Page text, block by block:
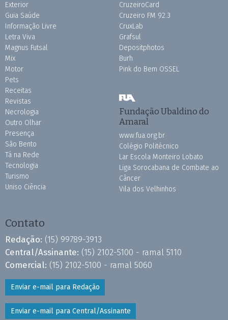
Exterior
Guia Saúde
Informação Livre
Letra Viva
Magnus Futsal
Mix
Motor
Pets
Receitas
Revistas
Necrologia
Outro Olhar
Presença
São Bento
Tá na Rede
Tecnologia
Turismo
Uniso Ciência
CruzeiroCard
Cruzeiro FM 92.3
CruxLab
Grafsul
Depositphotos
Burh
Pink do Bem OSSEL
Fundação Ubaldino do
Amaral
www.fua.org.br
Colégio Politécnico
Lar Escola Monteiro Lobato
Liga Sorocabana de Combate ao
Câncer
Vila dos Velhinhos
Contato
Redação: (15) 99789-3913
Central/Assinante: (15) 2102-5100 - ramal 5110
Comercial: (15) 2102-5100 - ramal 5060
Enviar e-mail para Redação
Enviar e-mail para Central/Assinante